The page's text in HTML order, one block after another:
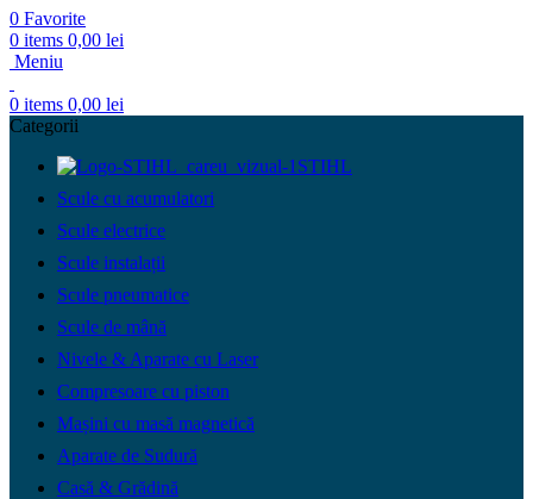
0 Favorite
0 items 0,00 lei
Meniu
0 items 0,00 lei
Categorii
STIHL
Scule cu acumulatori
Scule electrice
Scule instalații
Scule pneumatice
Scule de mână
Nivele & Aparate cu Laser
Compresoare cu piston
Mașini cu masă magnetică
Aparate de Sudură
Casă & Grădină